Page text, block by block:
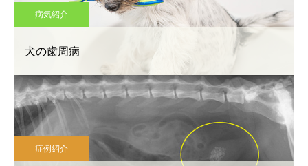
病気紹介
犬の歯周病
症例紹介